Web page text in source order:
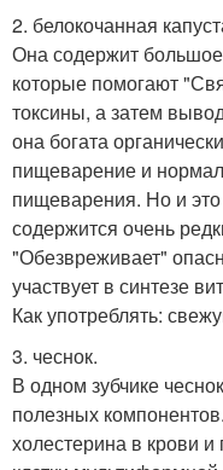
2. белокочанная
Она содержит
которые помогают
токсины, а затем
она богата
пищеварение и
пищеварения. Но и
содержится очень
"Обезвреживает"
участвует в синтезе
Как употреблять:
3. чеснок.
В одном зубчике
полезных
холестерина в крови